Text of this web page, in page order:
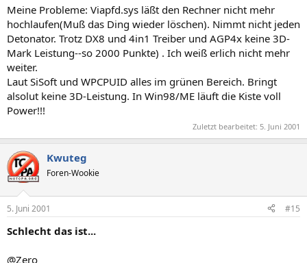
Meine Probleme: Viapfd.sys läßt den Rechner nicht mehr
hochlaufen(Muß das Ding wieder löschen). Nimmt nicht jeden
Detonator. Trotz DX8 und 4in1 Treiber und AGP4x keine 3D-
Mark Leistung--so 2000 Punkte) . Ich weiß erlich nicht mehr
weiter.
Laut SiSoft und WPCPUID alles im grünen Bereich. Bringt
alsolut keine 3D-Leistung. In Win98/ME läuft die Kiste voll
Power!!!
Zuletzt bearbeitet: 5. Juni 2001
Kwuteg
Foren-Wookie
5. Juni 2001 #15
Schlecht das ist...
@Zero